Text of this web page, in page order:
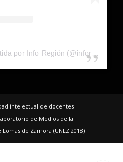
intelectual de docentes
de Medios de la
de Zamora (UNLZ 2018)